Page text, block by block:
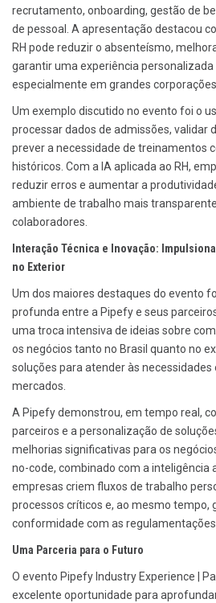
recrutamento, onboarding, gestão de
de pessoal. A apresentação destacou
RH pode reduzir o absenteísmo,
garantir uma experiência
especialmente em grandes corporações.
Um exemplo discutido no evento foi o
processar dados de admissões, validar
prever a necessidade de treinamentos
históricos. Com a IA aplicada ao RH,
reduzir erros e aumentar a
ambiente de trabalho mais
colaboradores.
Interação Técnica e Inovação:
no Exterior
Um dos maiores destaques do evento
profunda entre a Pipefy e seus
uma troca intensiva de ideias sobre
os negócios tanto no Brasil quanto no
soluções para atender às
mercados.
A Pipefy demonstrou, em tempo real,
parceiros e a personalização de
melhorias significativas para os
no-code, combinado com a inteligência
empresas criem fluxos de trabalho
processos críticos e, ao mesmo tempo,
conformidade com as regulamentações
Uma Parceria para o Futuro
O evento Pipefy Industry Experience |
excelente oportunidade para